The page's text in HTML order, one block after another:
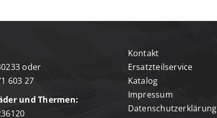
oder
603 27
und Thermen:
Kontakt
Ersatzteilservice
Katalog
Impressum
Datenschutzerklärung